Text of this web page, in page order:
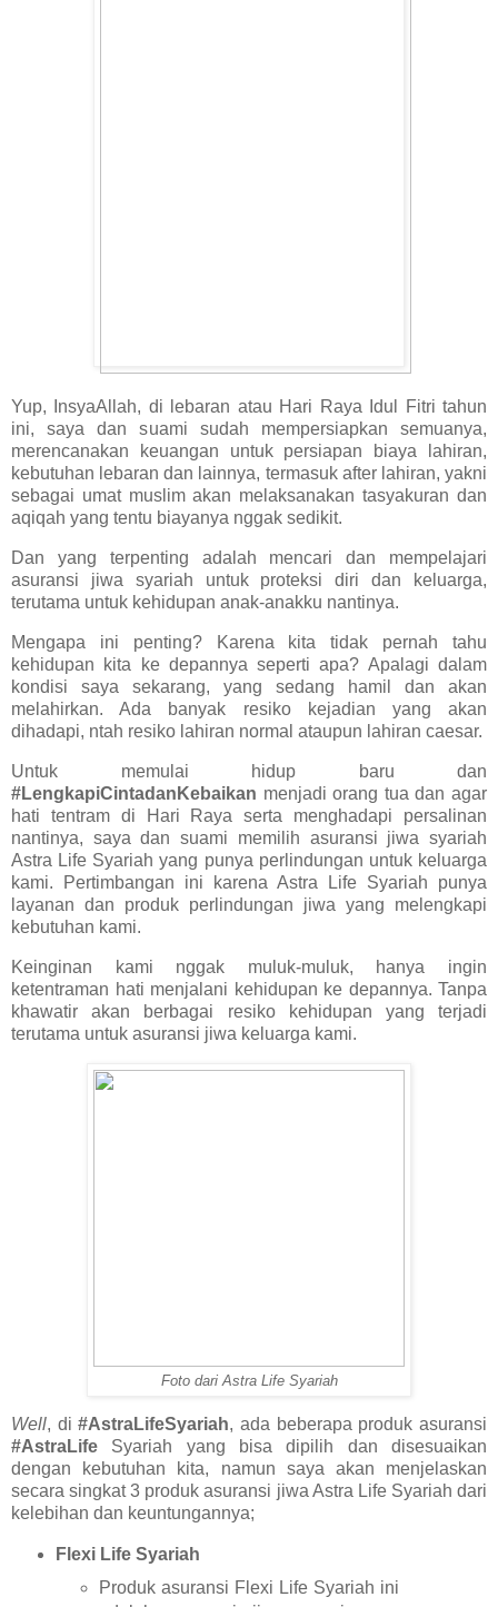
Yup, InsyaAllah, di lebaran atau Hari Raya Idul Fitri tahun
ini, saya dan suami sudah mempersiapkan semuanya,
merencanakan keuangan untuk persiapan biaya lahiran,
kebutuhan lebaran dan lainnya, termasuk after lahiran, yakni
sebagai umat muslim akan melaksanakan tasyakuran dan
aqiqah yang tentu biayanya nggak sedikit.
Dan yang terpenting adalah mencari dan mempelajari
asuransi jiwa syariah untuk proteksi diri dan keluarga,
terutama untuk kehidupan anak-anakku nantinya.
Mengapa ini penting? Karena kita tidak pernah tahu
kehidupan kita ke depannya seperti apa? Apalagi dalam
kondisi saya sekarang, yang sedang hamil dan akan
melahirkan. Ada banyak resiko kejadian yang akan
dihadapi, ntah resiko lahiran normal ataupun lahiran caesar.
Untuk memulai hidup baru dan
#LengkapiCintadanKebaikan menjadi orang tua dan agar
hati tentram di Hari Raya serta menghadapi persalinan
nantinya, saya dan suami memilih asuransi jiwa syariah
Astra Life Syariah yang punya perlindungan untuk keluarga
kami. Pertimbangan ini karena Astra Life Syariah punya
layanan dan produk perlindungan jiwa yang melengkapi
kebutuhan kami.
Keinginan kami nggak muluk-muluk, hanya ingin
ketentraman hati menjalani kehidupan ke depannya. Tanpa
khawatir akan berbagai resiko kehidupan yang terjadi
terutama untuk asuransi jiwa keluarga kami.
Foto dari Astra Life Syariah
Well, di#AstraLifeSyariah, ada beberapa produk asuransi
#AstraLife Syariah yang bisa dipilih dan disesuaikan
dengan kebutuhan kita, namun saya akan menjelaskan
secara singkat 3 produk asuransi jiwa Astra Life Syariah dari
kelebihan dan keuntungannya;
Flexi Life Syariah
Produk asuransi Flexi Life Syariah ini